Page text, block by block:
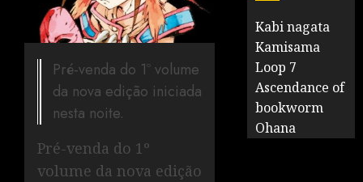
Pré-venda do 1º volume
da nova edição iniciada
nesta noite.
Pré-venda do 1º
volume da nova edição
Kabi nagata
Kamisama
Loop 7
Ascendance of
bookworm
Ohana